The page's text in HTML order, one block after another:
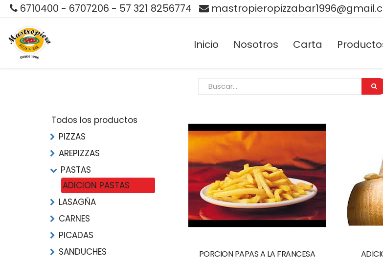
6710400 - 6707206 - 57 321 8256774
Inicio Nosotros Carta
Todos los productos
PIZZAS
AREPIZZAS
PASTAS
ADICION PASTAS
LASAGÑA
CARNES
PICADAS
SANDUCHES
PORCION PAPAS A LA FRANCESA